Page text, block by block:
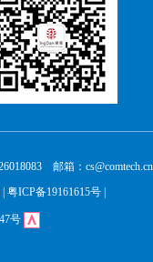
邮箱：cs@comtech.cn
粤ICP备19161615号
号